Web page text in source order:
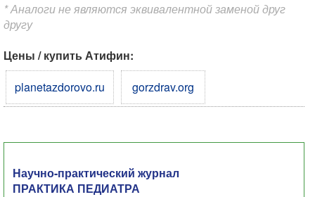
* Аналоги не являются эквивалентной заменой друг
другу
Цены / купить Атифин:
planetazdorovo.ru
gorzdrav.org
Научно-практический журнал
ПРАКТИКА ПЕДИАТРА